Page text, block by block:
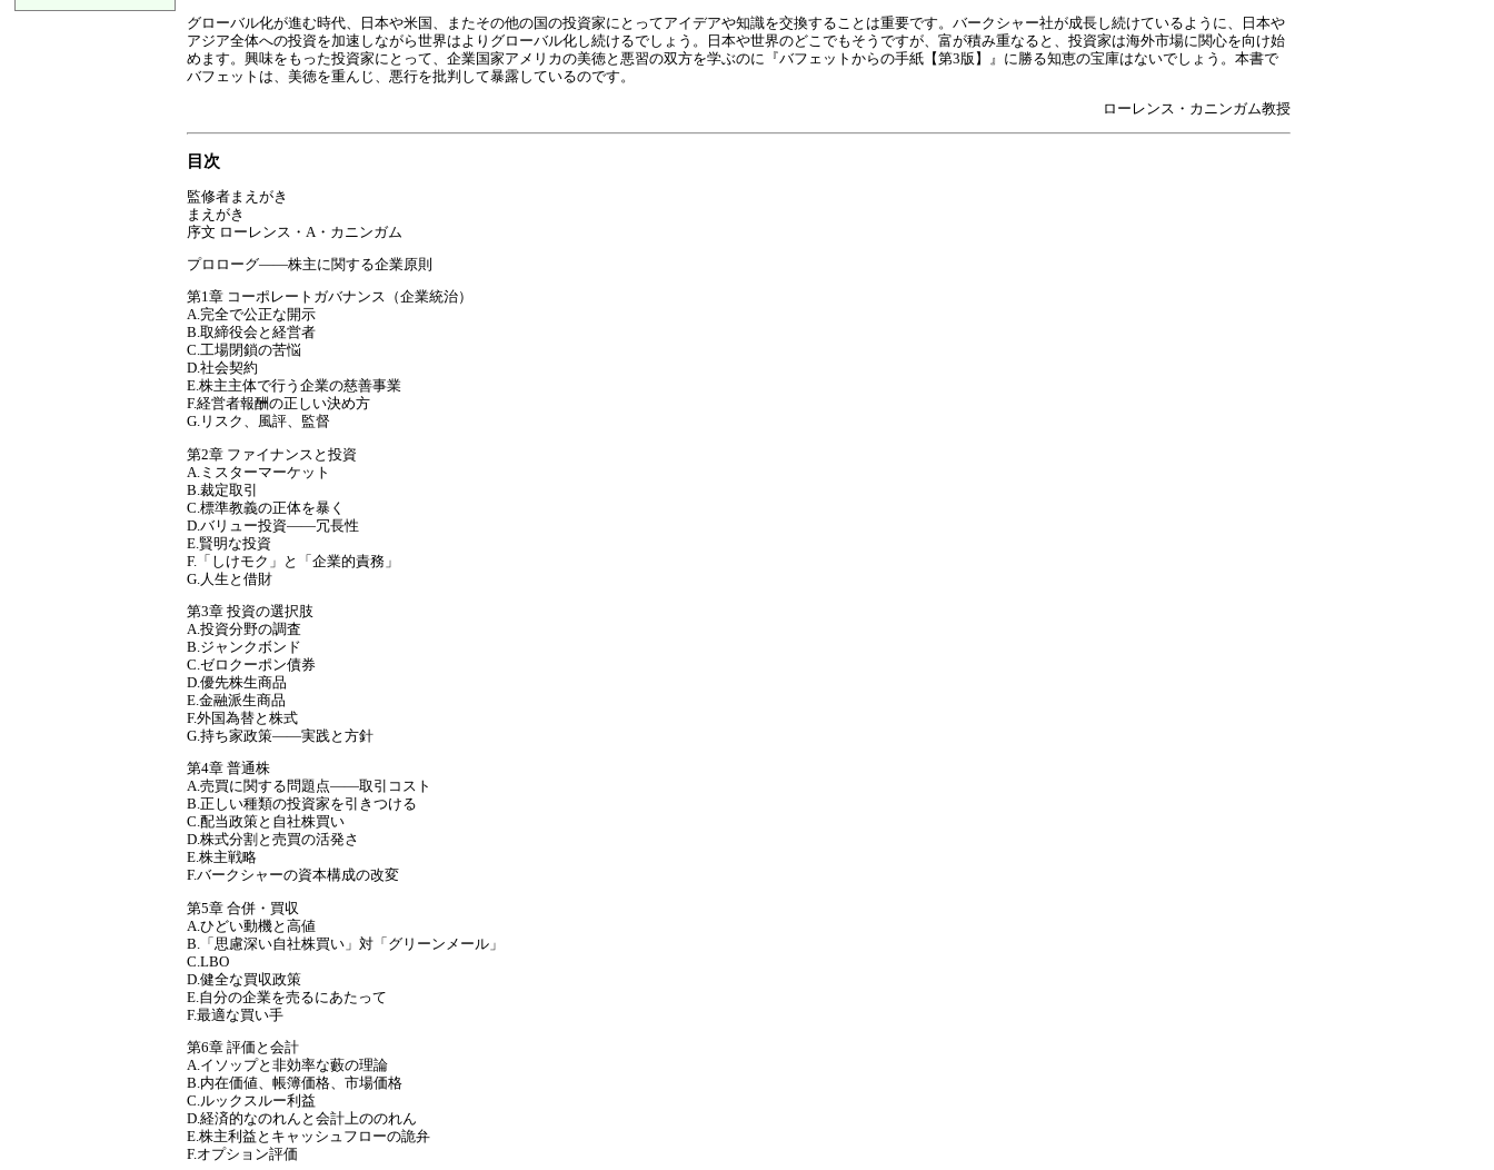
グローバル化が進む時代、日本や米国、またその他の国の投資家にとってアイデアや知識を交換することは重要です。バークシャー社が成長し続けているように、日本や
アジア全体への投資を加速しながら世界はよりグローバル化し続けるでしょう。日本や世界のどこでもそうですが、富が積み重なると、投資家は海外市場に関心を向け始
めます。興味をもった投資家にとって、企業国家アメリカの美徳と悪習の双方を学ぶのに『バフェットからの手紙【第3版】』に勝る知恵の宝庫はないでしょう。本書で
バフェットは、美徳を重んじ、悪行を批判して暴露しているのです。
ローレンス・カニンガム教授
目次
監修者まえがき
まえがき
序文 ローレンス・A・カニンガム
プロローグ――株主に関する企業原則
第1章 コーポレートガバナンス（企業統治）
A.完全で公正な開示
B.取締役会と経営者
C.工場閉鎖の苦悩
D.社会契約
E.株主主体で行う企業の慈善事業
F.経営者報酬の正しい決め方
G.リスク、風評、監督
第2章 ファイナンスと投資
A.ミスターマーケット
B.裁定取引
C.標準教義の正体を暴く
D.バリュー投資――冗長性
E.賢明な投資
F.「しけモク」と「企業的責務」
G.人生と借財
第3章 投資の選択肢
A.投資分野の調査
B.ジャンクボンド
C.ゼロクーポン債券
D.優先株生商品
E.金融派生商品
F.外国為替と株式
G.持ち家政策――実践と方針
第4章 普通株
A.売買に関する問題点――取引コスト
B.正しい種類の投資家を引きつける
C.配当政策と自社株買い
D.株式分割と売買の活発さ
E.株主戦略
F.バークシャーの資本構成の改変
第5章 合併・買収
A.ひどい動機と高値
B.「思慮深い自社株買い」対「グリーンメール」
C.LBO
D.健全な買収政策
E.自分の企業を売るにあたって
F.最適な買い手
第6章 評価と会計
A.イソップと非効率な藪の理論
B.内在価値、帳簿価格、市場価格
C.ルックスルー利益
D.経済的なのれんと会計上ののれん
E.株主利益とキャッシュフローの詭弁
F.オプション評価